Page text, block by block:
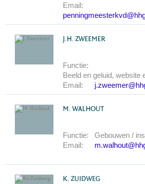
Email:
J.H. ZWEEMER
Functie:
Beeld en geluid, website
Email:
M. WALHOUT
Functie:
Gebouwen /
Email:
K. ZUIDWEG